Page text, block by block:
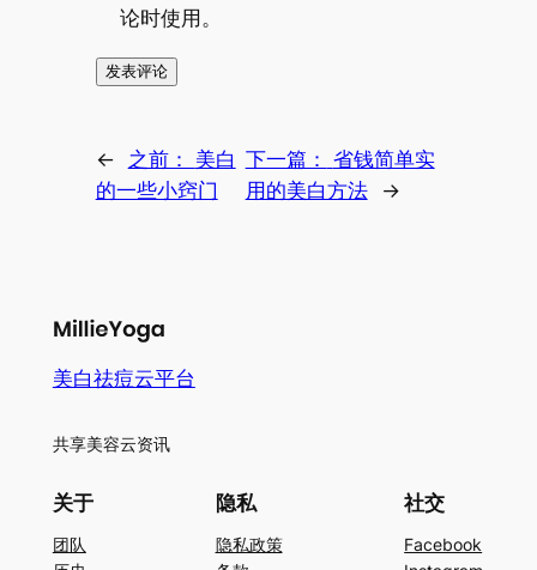
论时使用。
← 之前： 美白
的一些小窍门
下一篇： 省钱简单实
用的美白方法
→
美白祛痘云平台
共享美容云资讯
关于
团队
隐私
隐私政策
社交
Facebook